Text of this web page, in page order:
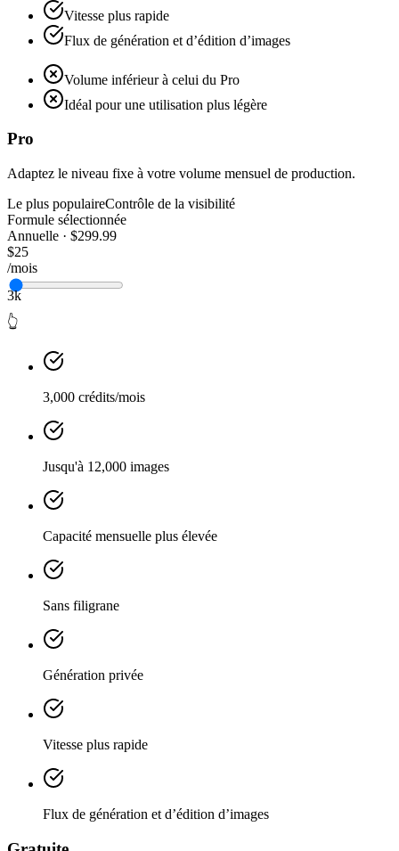
Vitesse plus rapide
Flux de génération et d’édition d’images
Volume inférieur à celui du Pro
Idéal pour une utilisation plus légère
Pro
Adaptez le niveau fixe à votre volume mensuel de production.
Le plus populaireContrôle de la visibilité
Formule sélectionnée
Annuelle · $299.99
$25
/mois
3k
👆
3,000 crédits/mois
Jusqu'à 12,000 images
Capacité mensuelle plus élevée
Sans filigrane
Génération privée
Vitesse plus rapide
Flux de génération et d’édition d’images